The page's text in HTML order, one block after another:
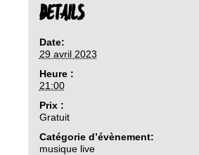
DETAILS
Date:
29 avril 2023
Heure :
21:00
Prix :
Gratuit
Catégorie d’évènement:
musique live